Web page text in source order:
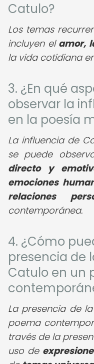
Catulo?
Los temas
incluyen el amor,
la vida cotidiana
3. ¿En qué
observar la
en la poesía
La influencia de
se puede
directo y
emociones
relaciones
contemporánea.
4. ¿Cómo
presencia de
Catulo en un
La presencia de
poema
través de la
uso de